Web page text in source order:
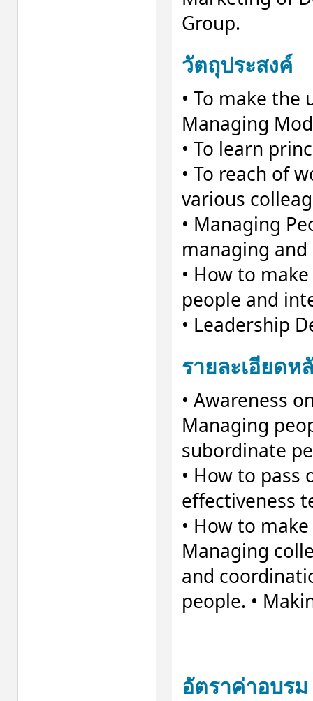
Group.
วัตถุประสงค์
• To make
Managing
• To learn
• To reach of
various
• Managing
managing
• How to
people and
• Leadership
รายละเอียดห
• Awareness
Managing
subordinate
• How to pass
effectiveness
• How to
Managing
and
people. •
อัตราค่าอบรม